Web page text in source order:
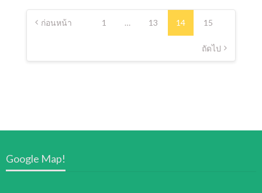
แนะแนว
เรื่องก่อนหน้า 1 … 13 14 15
ถัดไป
Google Map!